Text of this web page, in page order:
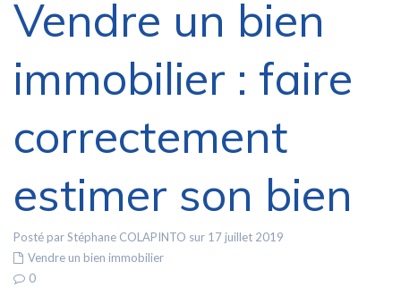
Vendre un bien
immobilier : faire
correctement
estimer son bien
Posté par Stéphane COLAPINTO sur 17 juillet 2019
Vendre un bien immobilier
0